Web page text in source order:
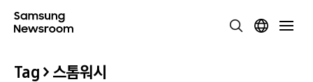
Tag > 스톰워시